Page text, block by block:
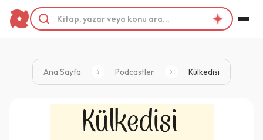
Ana Sayfa Podcastler Külkedisi